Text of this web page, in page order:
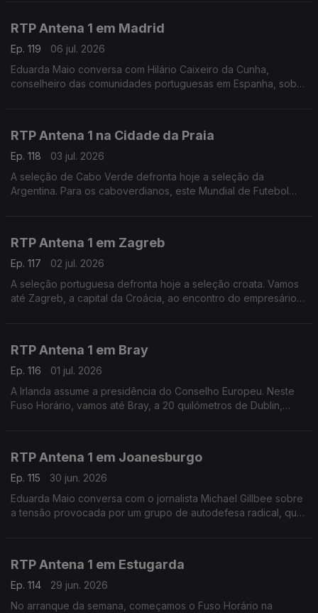
RTP Antena 1 em Madrid
Ep. 119
06 jul. 2026
Eduarda Maio conversa com Hilário Caixeiro da Cunha,
conselheiro das comunidades portuguesas em Espanha, sobre
RTP Antena 1 na Cidade da Praia
Ep. 118
03 jul. 2026
A seleção de Cabo Verde defronta hoje a seleção da
Argentina. Para os caboverdianos, este Mundial de Futebol
RTP Antena 1 em Zagreb
Ep. 117
02 jul. 2026
A seleção portuguesa defronta hoje a seleção croata. Vamos
até Zagreb, a capital da Croácia, ao encontro do empresário
RTP Antena 1 em Bray
Ep. 116
01 jul. 2026
A Irlanda assume a presidência do Conselho Europeu. Neste
Fuso Horário, vamos até Bray, a 20 quilómetros de Dublin,
RTP Antena 1 em Joanesburgo
Ep. 115
30 jun. 2026
Eduarda Maio conversa com o jornalista Michael Gillbee sobre
a tensão provocada por um grupo de autodefesa radical, que
RTP Antena 1 em Estugarda
Ep. 114
29 jun. 2026
No arranque da semana, começamos o Fuso Horário na